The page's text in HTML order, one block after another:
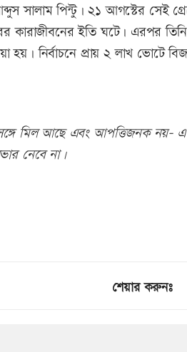
সালাম পিন্টু। ২১ আগস্টের সেই
কারাজীবনের ইতি ঘটে। এরপর
নির্বাচনে প্রায় ২ লাখ ভোটে
মিল আছে এবং আপত্তিজনক নয়-
নেবে না।
শেয়ার করুনঃ